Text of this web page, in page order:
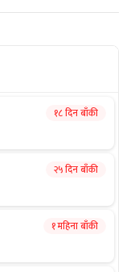
१८ दिन बाँकी
२५ दिन बाँकी
१ महिना बाँकी